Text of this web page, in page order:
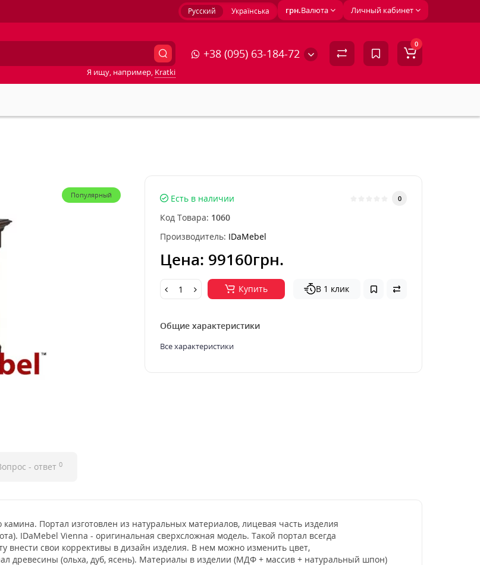
Личный кабинет
грн.Валюта
Русский Українська
+38 (095) 63-184-72
Я ищу, например, Kratki
0
Популярный Есть в наличии 0
Код Товара: 1060
Производитель: IDaMebel
Цена: 99160грн.
Купить В 1 клик
Общие характеристики
Все характеристики
- ответ 0
Портал изготовлен из натуральных материалов, лицевая часть изделия
IDaMebel Vienna - оригинальная сверхсложная модель. Такой портал всегда
внести свои коррективы в дизайн изделия. В нем можно изменить цвет,
древесины (ольха, дуб, ясень). Материалы в изделии (МДФ + массив + натуральный шпон)